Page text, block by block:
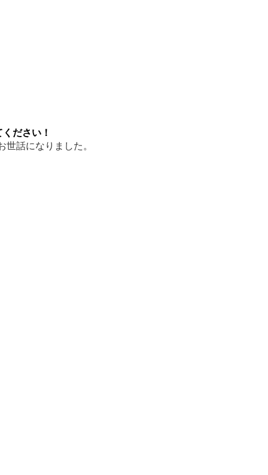
ださい！
話になりました。